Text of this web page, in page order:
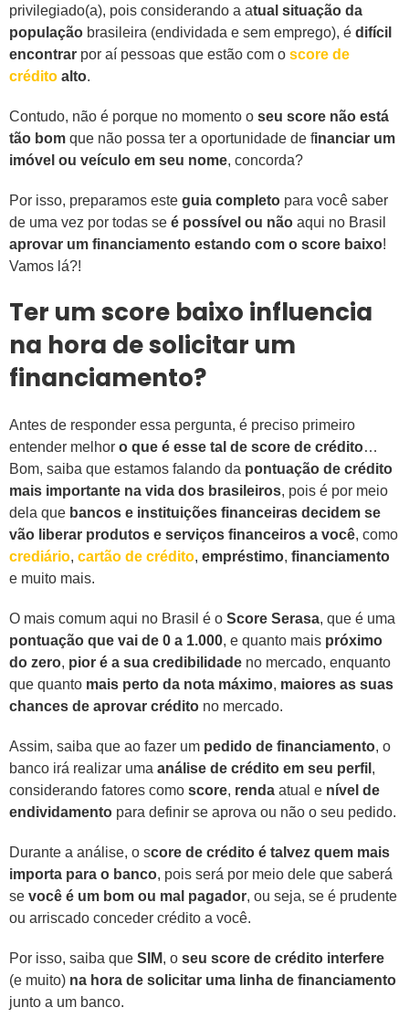
privilegiado(a), pois considerando a atual situação da
população brasileira (endividada e sem emprego), é difícil
encontrar por aí pessoas que estão com o score de
crédito alto.
Contudo, não é porque no momento o seu score não está
tão bom que não possa ter a oportunidade de financiar um
imóvel ou veículo em seu nome, concorda?
Por isso, preparamos este guia completo para você saber
de uma vez por todas se é possível ou não aqui no Brasil
aprovar um financiamento estando com o score baixo!
Vamos lá?!
Ter um score baixo influencia
na hora de solicitar um
financiamento?
Antes de responder essa pergunta, é preciso primeiro
entender melhor o que é esse tal de score de crédito…
Bom, saiba que estamos falando da pontuação de crédito
mais importante na vida dos brasileiros, pois é por meio
dela que bancos e instituições financeiras decidem se
vão liberar produtos e serviços financeiros a você, como
crediário, cartão de crédito, empréstimo, financiamento
e muito mais.
O mais comum aqui no Brasil é o Score Serasa, que é uma
pontuação que vai de 0 a 1.000, e quanto mais próximo
do zero, pior é a sua credibilidade no mercado, enquanto
que quanto mais perto da nota máximo, maiores as suas
chances de aprovar crédito no mercado.
Assim, saiba que ao fazer um pedido de financiamento, o
banco irá realizar uma análise de crédito em seu perfil ,
considerando fatores como score, renda atual e nível de
endividamento para definir se aprova ou não o seu pedido.
Durante a análise, o score de crédito é talvez quem mais
importa para o banco, pois será por meio dele que saberá
se você é um bom ou mal pagador, ou seja, se é prudente
ou arriscado conceder crédito a você.
Por isso, saiba que SIM, o seu score de crédito interfere
(e muito) na hora de solicitar uma linha de financiamento
junto a um banco.